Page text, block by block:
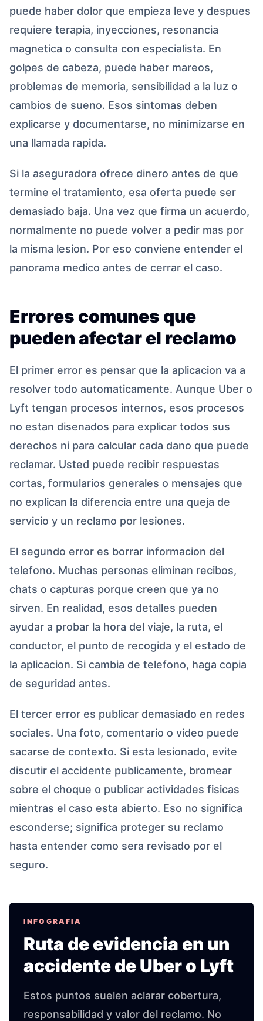
puede haber dolor que empieza leve y despues
requiere terapia, inyecciones, resonancia
magnetica o consulta con especialista. En
golpes de cabeza, puede haber mareos,
problemas de memoria, sensibilidad a la luz o
cambios de sueno. Esos sintomas deben
explicarse y documentarse, no minimizarse en
una llamada rapida.
Si la aseguradora ofrece dinero antes de que
termine el tratamiento, esa oferta puede ser
demasiado baja. Una vez que firma un acuerdo,
normalmente no puede volver a pedir mas por
la misma lesion. Por eso conviene entender el
panorama medico antes de cerrar el caso.
Errores comunes que
pueden afectar el reclamo
El primer error es pensar que la aplicacion va a
resolver todo automaticamente. Aunque Uber o
Lyft tengan procesos internos, esos procesos
no estan disenados para explicar todos sus
derechos ni para calcular cada dano que puede
reclamar. Usted puede recibir respuestas
cortas, formularios generales o mensajes que
no explican la diferencia entre una queja de
servicio y un reclamo por lesiones.
El segundo error es borrar informacion del
telefono. Muchas personas eliminan recibos,
chats o capturas porque creen que ya no
sirven. En realidad, esos detalles pueden
ayudar a probar la hora del viaje, la ruta, el
conductor, el punto de recogida y el estado de
la aplicacion. Si cambia de telefono, haga copia
de seguridad antes.
El tercer error es publicar demasiado en redes
sociales. Una foto, comentario o video puede
sacarse de contexto. Si esta lesionado, evite
discutir el accidente publicamente, bromear
sobre el choque o publicar actividades fisicas
mientras el caso esta abierto. Eso no significa
esconderse; significa proteger su reclamo
hasta entender como sera revisado por el
seguro.
INFOGRAFIA
Ruta de evidencia en un
accidente de Uber o Lyft
Estos puntos suelen aclarar cobertura,
responsabilidad y valor del reclamo. No